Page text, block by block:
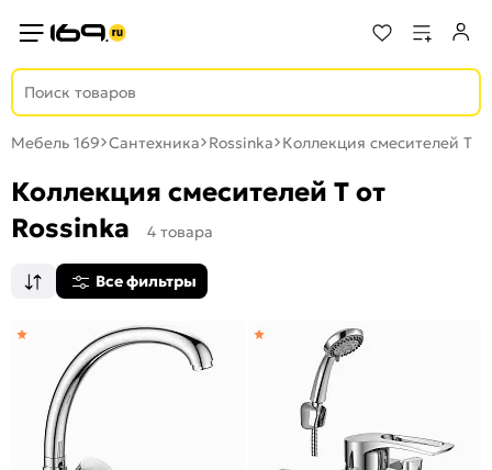
Мебель 169 Сантехника Rossinka Коллекция смесителей T
Коллекция смесителей T от
Rossinka
4 товара
Все фильтры